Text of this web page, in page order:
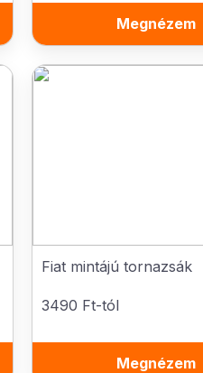
Megnézem
Fiat mintájú tornazsák
3490 Ft-tól
Megnézem